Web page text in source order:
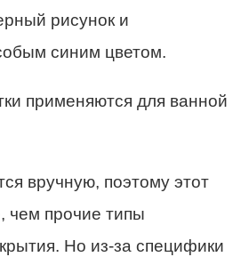
рисунок и
синим цветом.
вручную, поэтому этот
чем прочие типы
Но из-за специфики